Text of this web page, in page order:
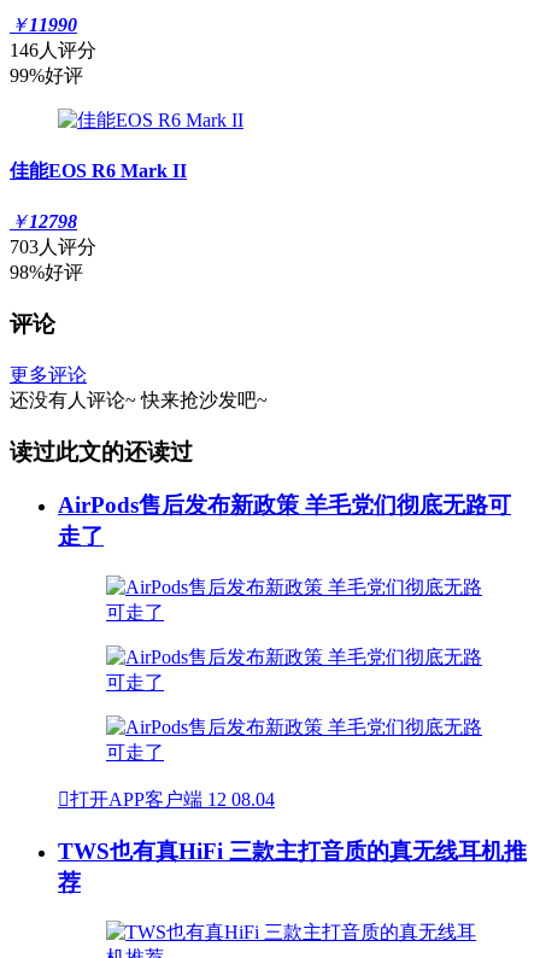
￥11990
146人评分
99%好评
佳能EOS R6 Mark II
￥12798
703人评分
98%好评
评论
更多评论
还没有人评论~ 快来抢沙发吧~
读过此文的还读过
AirPods售后发布新政策 羊毛党们彻底无路可
走了
打开APP客户端 12 08.04
TWS也有真HiFi 三款主打音质的真无线耳机推
荐